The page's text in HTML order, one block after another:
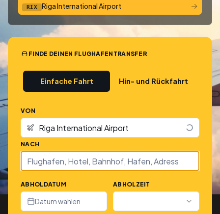
RIX Riga International Airport →
FINDE DEINEN FLUGHAFENTRANSFER
Einfache Fahrt Hin- und Rückfahrt
VON
NACH
ABHOLDATUM
Datum wählen
ABHOLZEIT